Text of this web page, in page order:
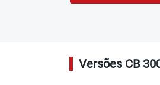
Versões CB